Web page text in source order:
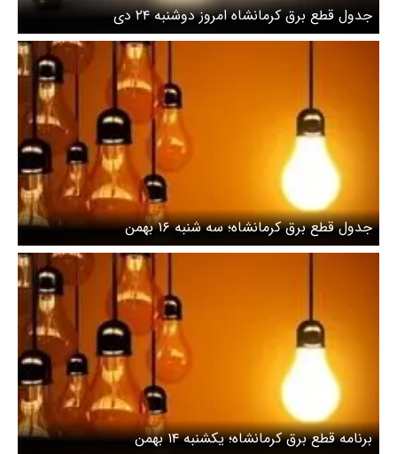
جدول قطع برق کرمانشاه امروز دوشنبه ۲۴ دی
جدول قطع برق کرمانشاه؛ سه شنبه ۱۶ بهمن
برنامه قطع برق کرمانشاه؛ یکشنبه ۱۴ بهمن